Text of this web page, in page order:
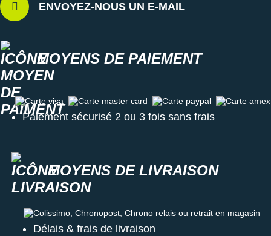
ENVOYEZ-NOUS UN E-MAIL
MOYENS DE PAIEMENT
Carte visa Carte master card Carte paypal Carte amex
Paiement sécurisé 2 ou 3 fois sans frais
MOYENS DE LIVRAISON
Colissimo, Chronopost, Chrono relais ou retrait en magasin
Délais & frais de livraison